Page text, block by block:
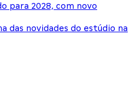
para 2028, com novo
das novidades do estúdio na